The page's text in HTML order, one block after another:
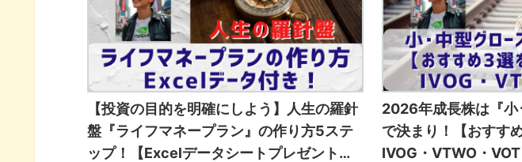
【投資の目的を明確にしよう】人生の羅針
盤『ライフマネープラン』の作り方5ステ
ップ！【Excelデータシートプレゼント！
2026年成長株は『小
で決まり！【おすす
IVOG・VTWO・VOT